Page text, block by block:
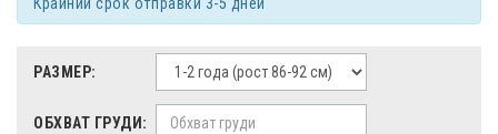
Крайний срок отправки 3-5 дней
РАЗМЕР:
ОБХВАТ ГРУДИ: